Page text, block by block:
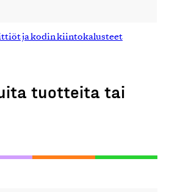
ja kodin kiintokalusteet
tuotteita tai